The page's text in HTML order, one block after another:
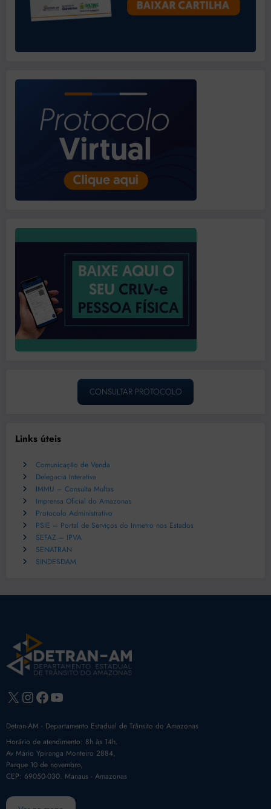
CONSULTAR PROTOCOLO
Links úteis
Comunicação de Venda
Delegacia Interativa
IMMU – Consulta Multas
Imprensa Oficial do Amazonas
Protocolo Administrativo
PSIE – Portal de Serviços do Inmetro nos Estados
SEFAZ – IPVA
SENATRAN
SINDESDAM
X Instagram
Facebook
Youtube
Detran-AM - Departamento Estadual de Trânsito do Amazonas
Horário de atendimento: 8h às 14h.
Av Mário Ypiranga Monteiro 2884,
Parque 10 de novembro,
CEP: 69050-030. Manaus - Amazonas